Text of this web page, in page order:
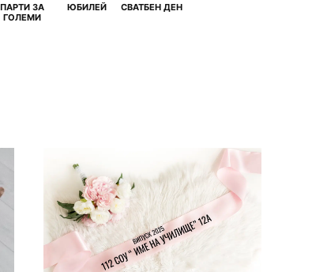
ПАРТИ ЗА
ГОЛЕМИ
ЮБИЛЕЙ СВАТБЕН ДЕН